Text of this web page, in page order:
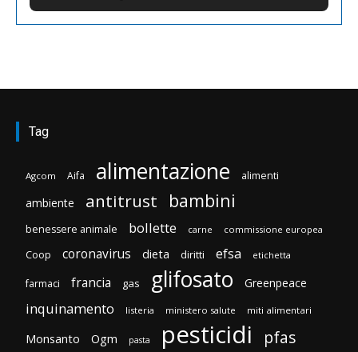
Tag
Agcom Aifa alimentazione alimenti
ambiente antitrust bambini
benessere animale bollette carne commissione europea
Coop coronavirus dieta diritti efsa etichetta
farmaci francia gas glifosato Greenpeace
inquinamento listeria ministero salute miti alimentari
Monsanto Ogm pasta pesticidi pfas